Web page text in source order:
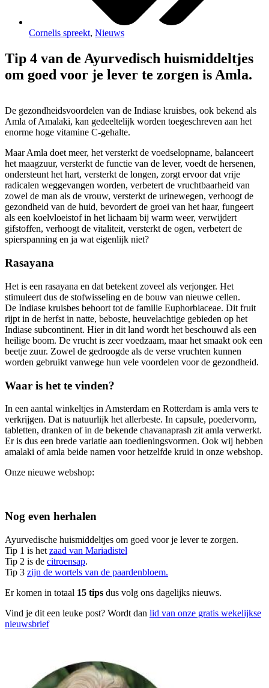
Cornelis spreekt, Nieuws
Tip 4 van de Ayurvedisch huismiddeltjes
om goed voor je lever te zorgen is Amla.
De gezondheidsvoordelen van de Indiase kruisbes, ook bekend als
Amla of Amalaki, kan gedeeltelijk worden toegeschreven aan het
enorme hoge vitamine C-gehalte.
Maar Amla doet meer, het versterkt de voedselopname, balanceert
het maagzuur, versterkt de functie van de lever, voedt de hersenen,
ondersteunt het hart, versterkt de longen, zorgt ervoor dat vrije
radicalen weggevangen worden, verbetert de vruchtbaarheid van
zowel de man als de vrouw, versterkt de urinewegen, verhoogt de
gezondheid van de huid, bevordert de groei van het haar, fungeert
als een koelvloeistof in het lichaam bij warm weer, verwijdert
gifstoffen, verhoogt de vitaliteit, versterkt de ogen, verbetert de
spierspanning en ja wat eigenlijk niet?
Rasayana
Het is een rasayana en dat betekent zoveel als verjonger. Het
stimuleert dus de stofwisseling en de bouw van nieuwe cellen.
De Indiase kruisbes behoort tot de familie Euphorbiaceae. Dit fruit
rijpt in de herfst in natte, beboste, heuvelachtige gebieden op het
Indiase subcontinent. Hier in dit land wordt het beschouwd als een
heilige boom. De vrucht is zeer voedzaam, maar het smaakt ook een
beetje zuur. Zowel de gedroogde als de verse vruchten kunnen
worden gebruikt vanwege hun vele voordelen voor de gezondheid.
Waar is het te vinden?
In een aantal winkeltjes in Amsterdam en Rotterdam is amla vers te
verkrijgen. Dat is natuurlijk het allerbeste. In capsule, poedervorm,
tabletten, dranken of in de bekende chavanaprash zit amla verwerkt.
Er is dus een brede variatie aan toedieningsvormen. Ook wij hebben
amalaki of amla beide namen voor hetzelfde kruid in onze webshop.
Onze nieuwe webshop:
Nog even herhalen
Ayurvedische huismiddeltjes om goed voor je lever te zorgen.
Tip 1 is het zaad van Mariadistel
Tip 2 is de citroensap.
Tip 3 zijn de wortels van de paardenbloem.
Er komen in totaal 15 tips dus volg ons dagelijks nieuws.
Vind je dit een leuke post? Wordt dan lid van onze gratis wekelijkse
nieuwsbrief